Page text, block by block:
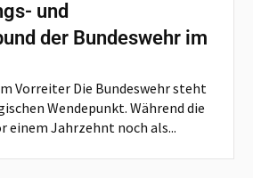
und
der Bundeswehr im
Vorreiter Die Bundeswehr steht
Wendepunkt. Während die
einem Jahrzehnt noch als...